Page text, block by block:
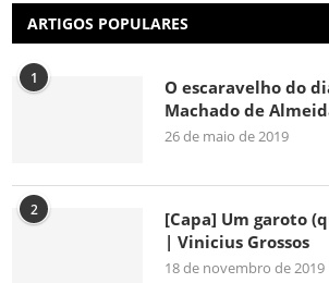
ARTIGOS POPULARES
1
O escaravelho do
Machado de
26 de maio de 2019
2
[Capa] Um garoto
| Vinicius Grossos
18 de novembro de 2019